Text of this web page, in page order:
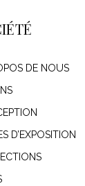
DE NOUS
D’EXPOSITION